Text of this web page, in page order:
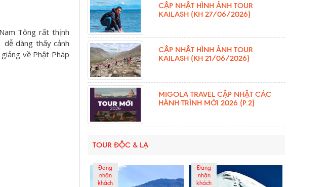
Tông rất thịnh
dễ dàng thấy cảnh
về Phật Pháp
CẬP NHẬT HÌNH ẢNH TOUR
KAILASH (KH 27/06/2026)
CẬP NHẬT HÌNH ẢNH TOUR
KAILASH (KH 21/06/2026)
MIGOLA TRAVEL CẬP NHẬT CÁC
HÀNH TRÌNH MỚI 2026 (P.2)
TOUR ĐỘC & LẠ
Đang
nhận
khách
Đang
nhận
khách